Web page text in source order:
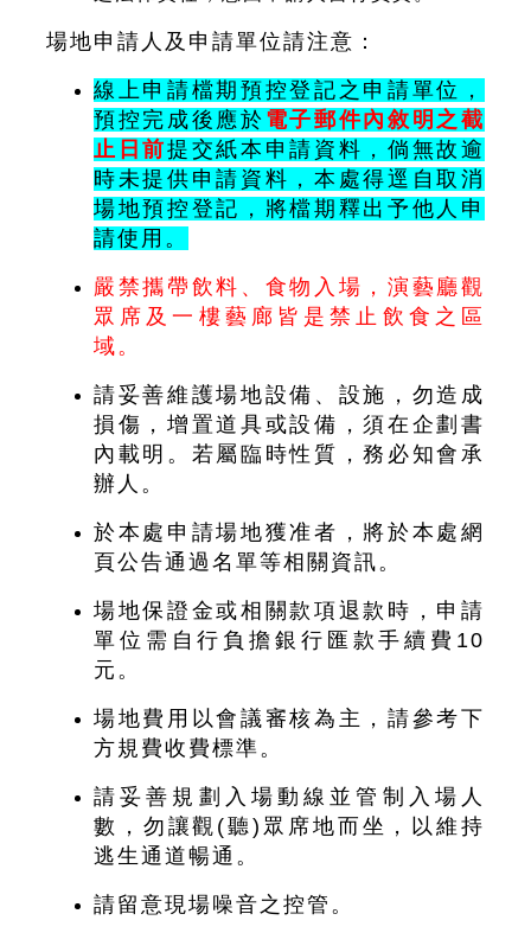
場地申請人及申請單位請注意：
線上申請檔期預控登記之申請單位，
預控完成後應於 電子郵件內敘明之截
止日前提交紙本申請資料 ，倘無故逾
時未提供申請資料，本處得逕自取消
場地預控登記，將檔期釋出予他人申
請使用。
嚴禁攜帶飲料、食物入場，演藝廳觀
眾席及一樓藝廊皆是禁止飲食之區
域。
請妥善維護場地設備、設施， 勿造成
損傷，增置道具或設備，須在企劃書
內載明。若屬臨 時性質，務必知會承
辦人。
於本處申請場地獲准者，將於本處網
頁公告通過名單等相關資訊。
場地保證金或相關款項退款時，申請
單位需自行負擔銀行匯款手續費10
元。
場地費用以會議審核為主，請參考下
方規費收費標準。
請妥善規劃入場動線並管制入場人
數，勿讓觀(聽)眾席地而坐，以維持
逃生通道暢通。
請留意現場噪音之控管。